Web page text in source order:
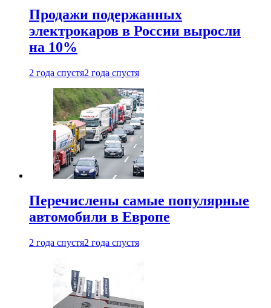
Продажи подержанных
электрокаров в России выросли
на 10%
2 года спустя2 года спустя
Перечислены самые популярные
автомобили в Европе
2 года спустя2 года спустя